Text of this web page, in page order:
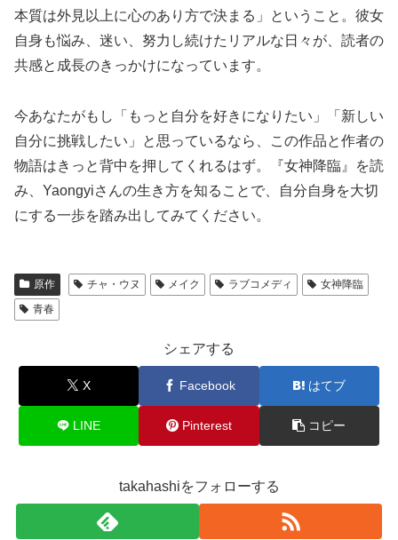
本質は外見以上に心のあり方で決まる」ということ。彼女
自身も悩み、迷い、努力し続けたリアルな日々が、読者の
共感と成長のきっかけになっています。
今あなたがもし「もっと自分を好きになりたい」「新しい
自分に挑戦したい」と思っているなら、この作品と作者の
物語はきっと背中を押してくれるはず。『女神降臨』を読
み、Yaongyiさんの生き方を知ることで、自分自身を大切
にする一歩を踏み出してみてください。
原作 チャ・ウヌ メイク ラブコメディ
女神降臨
青春
シェアする
X Facebook はてブ
LINE Pinterest コピー
takahashiをフォローする